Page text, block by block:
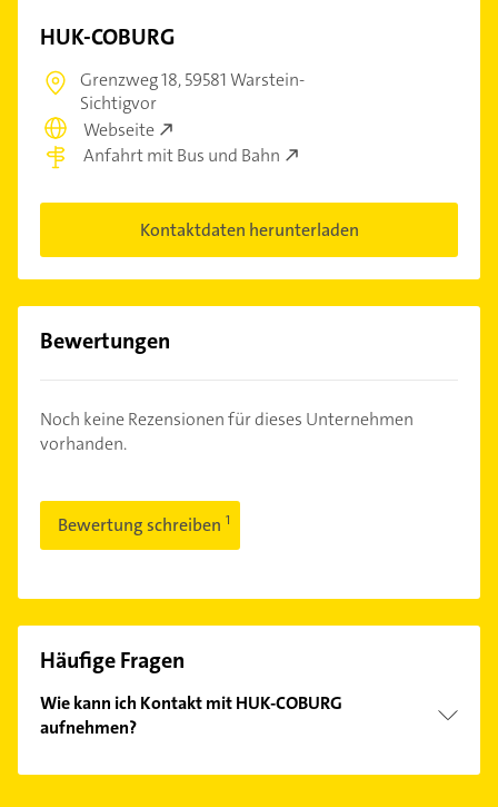
HUK-COBURG
Grenzweg 18,59581 Warstein-
Sichtigvor
Webseite
Anfahrt mit Bus und Bahn
Kontaktdaten herunterladen
Bewertungen
Noch keine Rezensionen für dieses Unternehmen
vorhanden.
Bewertung schreiben
Häufige Fragen
Wie kann ich Kontakt mit HUK-COBURG
aufnehmen?